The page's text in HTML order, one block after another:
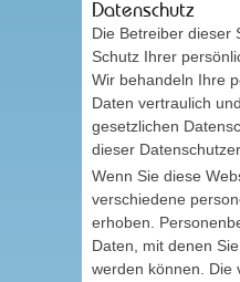
Datenschutz
Die Betreiber dieser
Schutz Ihrer
Wir behandeln Ihre
Daten vertraulich
gesetzlichen
dieser
Wenn Sie diese
verschiedene
erhoben.
Daten, mit denen
werden können. Die